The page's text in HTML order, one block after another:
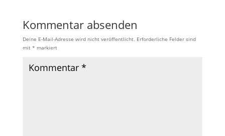
Kommentar absenden
Deine E-Mail-Adresse wird nicht veröffentlicht. Erforderliche Felder sind
mit * markiert